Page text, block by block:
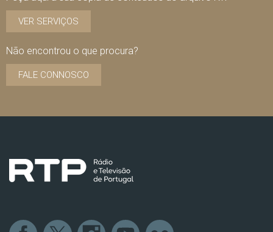
VER SERVIÇOS
Não encontrou o que procura?
FALE CONNOSCO